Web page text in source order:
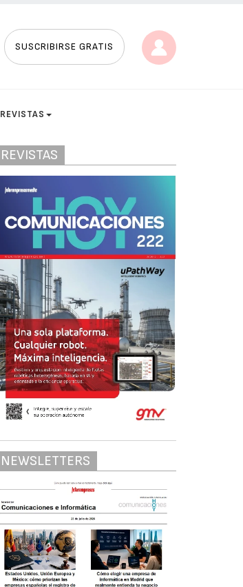
SUSCRIBIRSE GRATIS
REVISTAS
REVISTAS
NEWSLETTERS